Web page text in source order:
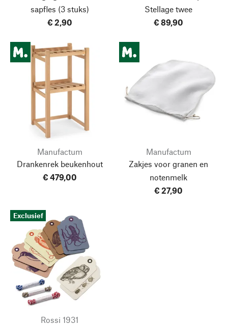
sapfles (3 stuks)
€ 2,90
Stellage twee
€ 89,90
Manufactum
Drankenrek beukenhout
€ 479,00
Manufactum
Zakjes voor granen en
notenmelk
€ 27,90
Exclusief
Rossi 1931